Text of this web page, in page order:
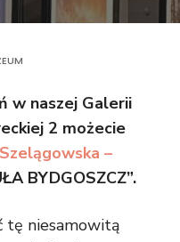
w naszej Galerii
2 możecie
–
BYDGOSZCZ”.
tę niesamowitą